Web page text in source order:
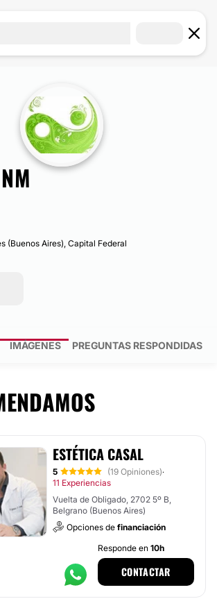
(Buenos Aires), Capital Federal
IMÁGENES PREGUNTAS RESPONDIDAS
ESTÉTICA CASAL
5 (19 Opiniones)·
11 Experiencias
Vuelta de Obligado, 2702 5º B,
Belgrano (Buenos Aires)
Opciones de financiación
Responde en 10h
CONTACTAR